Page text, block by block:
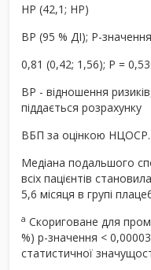
НР (42,1; НР)
ВР (95 % ДІ); P-значення
0,81 (0,42; 1,56); P =
ВР - відношення
піддається розрахунку
ВБП за оцінкою НЦОСР.
Медіана подальшого
всіх пацієнтів
5,6 місяця в групі
a Скориговане для
%) p-значення <
статистичної